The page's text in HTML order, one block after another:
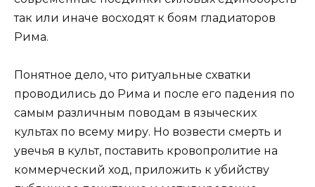
так или иначе восходят к боям гладиаторов
Рима.
Понятное дело, что ритуальные схватки
проводились до Рима и после его падения по
самым различным поводам в языческих
культах по всему миру. Но возвести смерть и
увечья в культ, поставить кровопролитие на
коммерческий ход, приложить к убийству